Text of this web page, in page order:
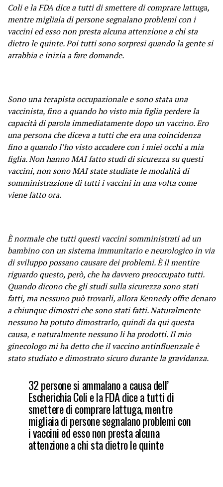
Coli e la FDA dice a tutti di smettere di comprare lattuga,
mentre migliaia di persone segnalano problemi con i
vaccini ed esso non presta alcuna attenzione a chi sta
dietro le quinte. Poi tutti sono sorpresi quando la gente si
arrabbia e inizia a fare domande.
Sono una terapista occupazionale e sono stata una
vaccinista, fino a quando ho visto mia figlia perdere la
capacità di parola immediatamente dopo un vaccino. Ero
una persona che diceva a tutti che era una coincidenza
fino a quando l’ho visto accadere con i miei occhi a mia
figlia. Non hanno MAI fatto studi di sicurezza su questi
vaccini, non sono MAI state studiate le modalità di
somministrazione di tutti i vaccini in una volta come
viene fatto ora.
È normale che tutti questi vaccini somministrati ad un
bambino con un sistema immunitario e neurologico in via
di sviluppo possano causare dei problemi. È il mentire
riguardo questo, però, che ha davvero preoccupato tutti.
Quando dicono che gli studi sulla sicurezza sono stati
fatti, ma nessuno può trovarli, allora Kennedy offre denaro
a chiunque dimostri che sono stati fatti. Naturalmente
nessuno ha potuto dimostrarlo, quindi da qui questa
causa, e naturalmente nessuno li ha prodotti. Il mio
ginecologo mi ha detto che il vaccino antinfluenzale è
stato studiato e dimostrato sicuro durante la gravidanza.
32 persone si ammalano a causa dell’
Escherichia Coli e la FDA dice a tutti di
smettere di comprare lattuga, mentre
migliaia di persone segnalano problemi con
i vaccini ed esso non presta alcuna
attenzione a chi sta dietro le quinte